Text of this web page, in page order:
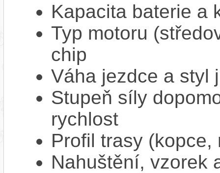
Kapacita baterie a
Typ motoru
chip
Váha jezdce a styl
Stupeň síly
rychlost
Profil trasy
Nahuštění, vzorek